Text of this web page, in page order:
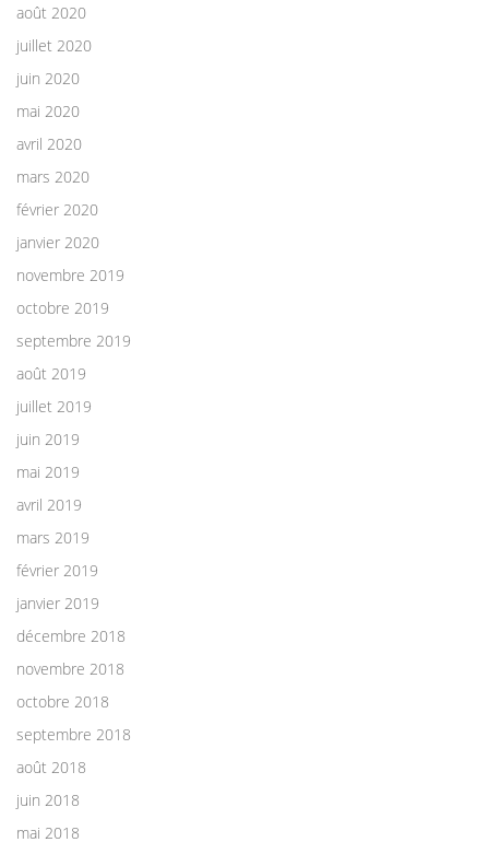
août 2020
juillet 2020
juin 2020
mai 2020
avril 2020
mars 2020
février 2020
janvier 2020
novembre 2019
octobre 2019
septembre 2019
août 2019
juillet 2019
juin 2019
mai 2019
avril 2019
mars 2019
février 2019
janvier 2019
décembre 2018
novembre 2018
octobre 2018
septembre 2018
août 2018
juin 2018
mai 2018